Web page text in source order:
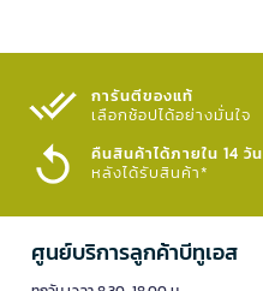
การันตีของแท้
เลือกช้อปได้อย่างมั่นใจ​
คืนสินค้าได้ภายใน 14 วัน
หลังได้รับสินค้า*
ศูนย์บริการลูกค้าบีทูเอส